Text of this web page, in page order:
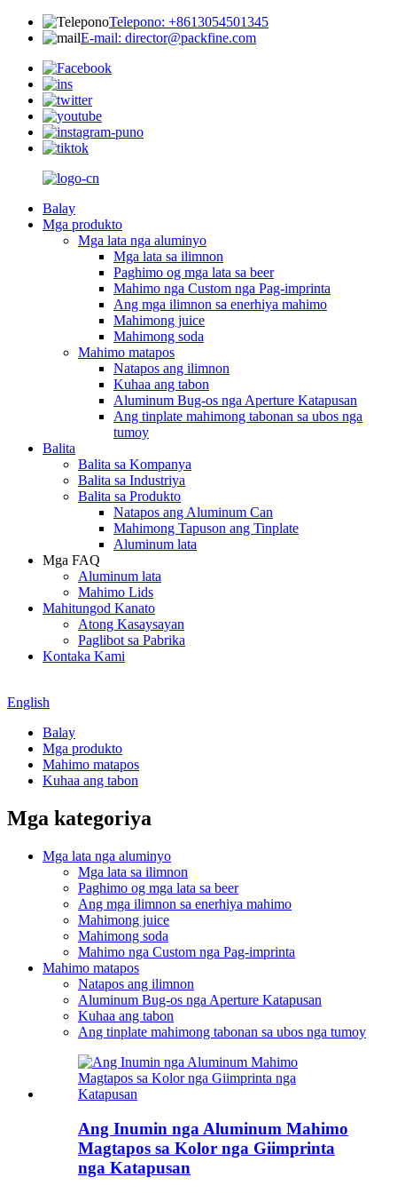
Telepono: +8613054501345
E-mail: director@packfine.com
Balay
Mga produkto
Mga lata nga aluminyo
Mga lata sa ilimnon
Paghimo og mga lata sa beer
Mahimo nga Custom nga Pag-imprinta
Ang mga ilimnon sa enerhiya mahimo
Mahimong juice
Mahimong soda
Mahimo matapos
Natapos ang ilimnon
Kuhaa ang tabon
Aluminum Bug-os nga Aperture Katapusan
Ang tinplate mahimong tabonan sa ubos nga
tumoy
Balita
Balita sa Kompanya
Balita sa Industriya
Balita sa Produkto
Natapos ang Aluminum Can
Mahimong Tapuson ang Tinplate
Aluminum lata
Mga FAQ
Aluminum lata
Mahimo Lids
Mahitungod Kanato
Atong Kasaysayan
Paglibot sa Pabrika
Kontaka Kami
English
Balay
Mga produkto
Mahimo matapos
Kuhaa ang tabon
Mga kategoriya
Mga lata nga aluminyo
Mga lata sa ilimnon
Paghimo og mga lata sa beer
Ang mga ilimnon sa enerhiya mahimo
Mahimong juice
Mahimong soda
Mahimo nga Custom nga Pag-imprinta
Mahimo matapos
Natapos ang ilimnon
Aluminum Bug-os nga Aperture Katapusan
Kuhaa ang tabon
Ang tinplate mahimong tabonan sa ubos nga tumoy
Ang Inumin nga Aluminum Mahimo
Magtapos sa Kolor nga Giimprinta
nga Katapusan